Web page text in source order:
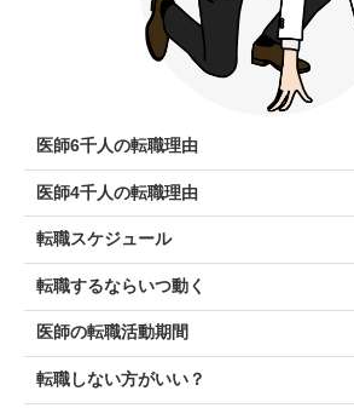
医師6千人の転職理由
医師4千人の転職理由
転職スケジュール
転職するならいつ動く
医師の転職活動期間
転職しない方がいい？